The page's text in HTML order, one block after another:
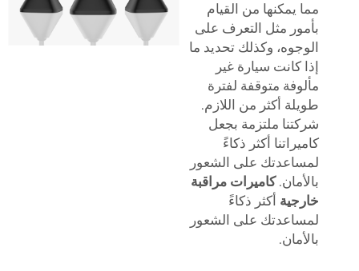
مما يمكنها من القيام
بأمور مثل التعرف على
الوجوه، وكذلك تحديد ما
إذا كانت سيارة غير
مألوفة متوقفة لفترة
طويلة أكثر من اللازم.
شركتنا ملتزمة بجعل
كاميراتنا أكثر ذكاءً
لمساعدتك على الشعور
بالأمان.كاميرات مراقبة
خارجية أكثر ذكاءً
لمساعدتك على الشعور
بالأمان.